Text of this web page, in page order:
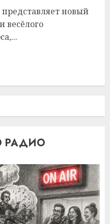
новый
весёлого
РАДИО